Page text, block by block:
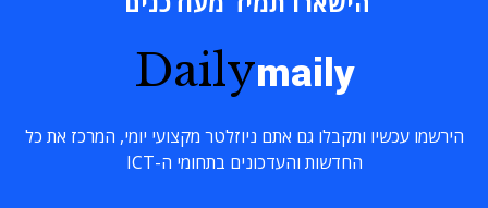
Dailymaily
הירשמו עכשיו ותקבלו גם אתם ניוזלטר מקצועי יומי, המרכז את כל
החדשות והעדכונים בתחומי ה-ICT